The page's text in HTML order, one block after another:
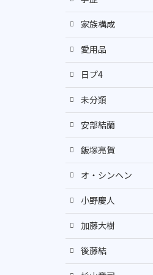
家族構成
愛用品
日プ4
未分類
安部結蘭
飯塚亮賀
オ・シンヘン
小野慶人
加藤大樹
後藤結